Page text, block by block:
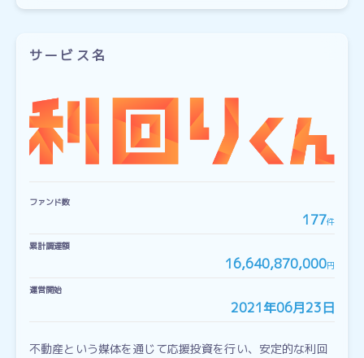
サービス名
ファンド数
177件
累計調達額
16,640,870,000円
運営開始
2021年06月23日
不動産という媒体を通じて応援投資を行い、安定的な利回